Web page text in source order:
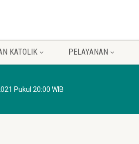
KATOLIK PELAYANAN
Pukul 20:00 WIB